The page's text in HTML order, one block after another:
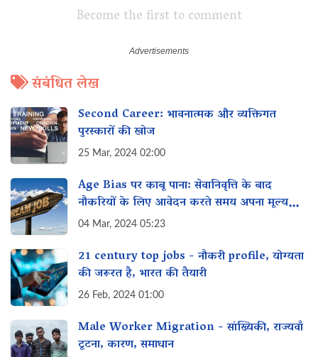
Become the first to comment
संबंधित लेख
Second Career: भावनात्मक और व्यक्तिगत
पुरस्कारों की खोज
25 Mar, 2024 02:00
Age Bias पर काबू पाना: सेवानिवृत्ति के बाद
नौकरियों के लिए आवेदन करते समय अपना मूल्य
कैसे प्रदर्शित करें
04 Mar, 2024 05:23
21 century top jobs - नौकरी profile, योग्यता
की जरूरत है, भारत की तैयारी
26 Feb, 2024 01:00
Male Worker Migration - सांख्यिकी, राज्यवाँ
टूटना, कारण, समाधान